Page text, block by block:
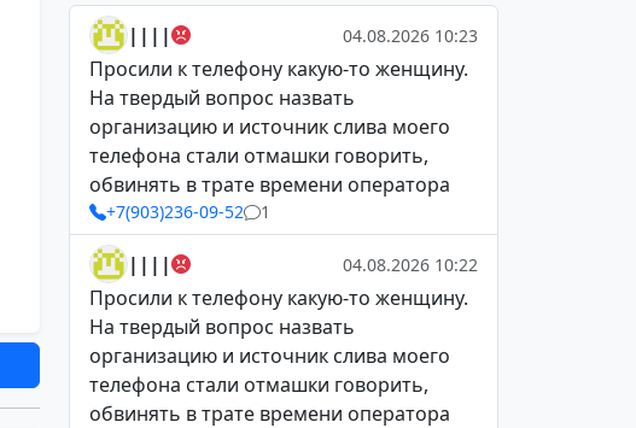
|||| 04.08.2026 10:23
Просили к телефону какую-то женщину.
На твердый вопрос назвать
организацию и источник слива моего
телефона стали отмашки говорить,
обвинять в трате времени оператора
+7(903)236-09-52 1
|||| 04.08.2026 10:22
Просили к телефону какую-то женщину.
На твердый вопрос назвать
организацию и источник слива моего
телефона стали отмашки говорить,
обвинять в трате времени оператора